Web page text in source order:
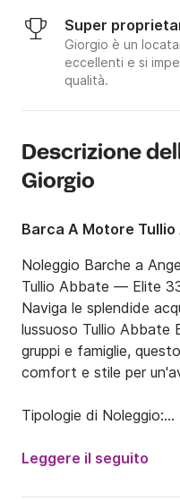
Super
Giorgio è un
eccellenti e si
qualità.
Descrizione
Giorgio
Barca A Motore
Noleggio Barche a
Tullio Abbate — Elite
Naviga le splendide
lussuoso Tullio
gruppi e famiglie,
comfort e stile per
Tipologie di Noleggio:
Noleggio Giornaliero:
Leggere il seguito